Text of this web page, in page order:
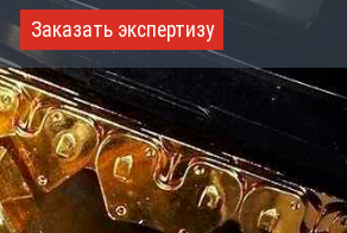
Заказать экспертизу